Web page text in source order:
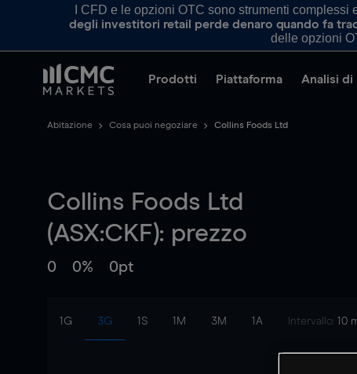
I CFD e le opzioni OTC sono strumenti
degli investitori retail perde denaro quando fa
delle opzioni
Prodotti Piattaforma Analisi di
Abitazione Cosa puoi negoziare Collins Foods Ltd
Collins Foods Ltd
(ASX:CKF): prezzo
0 0% 0pt
1G 3G 1S 1M 3M 1A Intervallo: 10